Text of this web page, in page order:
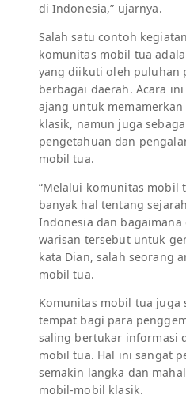
di Indonesia,” ujarnya.
Salah satu contoh
komunitas mobil tua
yang diikuti oleh puluhan
berbagai daerah. Acara
ajang untuk
klasik, namun juga
pengetahuan dan
mobil tua.
“Melalui komunitas mobil
banyak hal tentang
Indonesia dan bagaimana
warisan tersebut untuk
kata Dian, salah seorang
mobil tua.
Komunitas mobil tua juga
tempat bagi para
saling bertukar informasi
mobil tua. Hal ini sangat
semakin langka dan
mobil-mobil klasik.